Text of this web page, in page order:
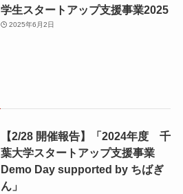
学生スタートアップ支援事業2025
2025年6月2日
【2/28 開催報告】「2024年度 千
葉大学スタートアップ支援事業
Demo Day supported by ちばぎ
ん」